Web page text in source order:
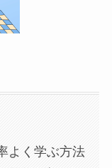
よく学ぶ方法